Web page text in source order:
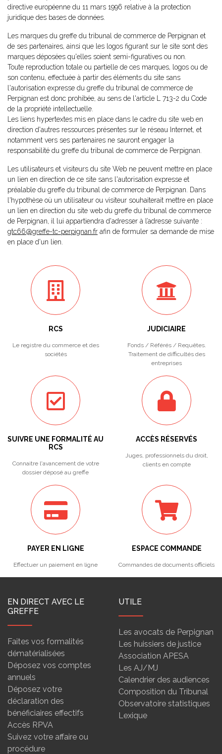
directive européenne du 11 mars 1996 relative à la protection
juridique des bases de données.
Les marques du greffe du tribunal de commerce de Perpignan et
de ses partenaires, ainsi que les logos figurant sur le site sont des
marques déposées qu'elles soient semi-figuratives ou non.
Toute reproduction totale ou partielle de ces marques, logos ou de
son contenu, effectuée à partir des éléments du site sans
l'autorisation expresse du greffe du tribunal de commerce de
Perpignan est donc prohibée, au sens de l'article L 713-2 du Code
de la propriété intellectuelle.
Les liens hypertextes mis en place dans le cadre du site web en
direction d'autres ressources présentes sur le réseau Internet, et
notamment vers ses partenaires ne sauront engager la
responsabilité du greffe du tribunal de commerce de Perpignan.
Les utilisateurs et visiteurs du site Web ne peuvent mettre en place
un lien en direction de ce site sans l'autorisation expresse et
préalable du greffe du tribunal de commerce de Perpignan. Dans
l'hypothèse où un utilisateur ou visiteur souhaiterait mettre en place
un lien en direction du site web du greffe du tribunal de commerce
de Perpignan, il lui appartiendra d'adresser à l’adresse suivante :
gtc66@greffe-tc-perpignan.fr afin de formuler sa demande de mise
en place d'un lien.
RCS
Le registre du commerce et des
sociétés
JUDICIAIRE
Fonds / Référés / Requêtes.
Traitement de difficultés des
entreprises
SUIVRE UNE FORMALITÉ AU
RCS
Connaitre l'avancement de votre
dossier déposé au greffe
ACCÈS RÉSERVÉS
Juges, professionnels du droit,
clients en compte
PAYER EN LIGNE
Effectuer un paiement en ligne
ESPACE COMMANDE
Commandes de documents officiels
EN DIRECT AVEC LE
GREFFE
Faites vos formalités
dématérialisées
Déposez vos comptes
annuels
Déposez votre
déclaration des
bénéficiaires effectifs
Accès RPVA
Suivez votre affaire ou
procédure
UTILE
Les avocats de Perpignan
Les huissiers de justice
Association APESA
Les AJ/MJ
Calendrier des audiences
Composition du Tribunal
Observatoire statistiques
Lexique